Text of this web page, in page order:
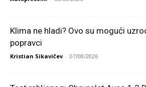
Klima ne hladi? Ovo su mogući
popravci
Kristian Sikavičev - 07/08/2026